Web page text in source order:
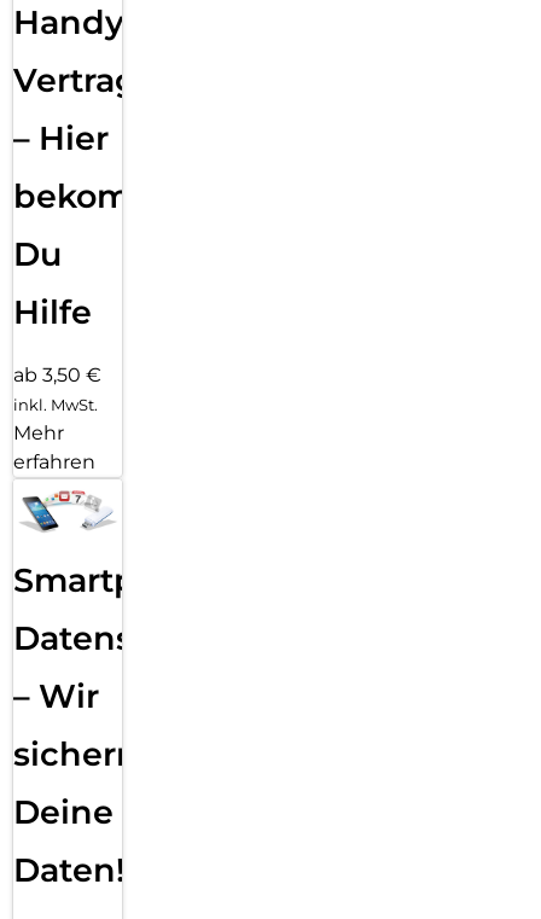
Handy
Vertragsabwicklung
– Hier
bekommst
Du
Hilfe
ab 3,50 €
inkl. MwSt.
Mehr
erfahren
Smartphone
Datensicherung
– Wir
sichern
Deine
Daten!